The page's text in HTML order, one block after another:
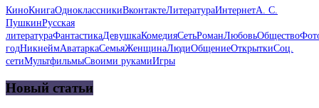
КиноКнигаОдноклассникиВконтактеЛитератураИнтернетА. С.
ПушкинРусская
литератураФантастикаДевушкаКомедияСетьРоманЛюбовьОбщество
годНикнеймАватаркаСемьяЖенщинаЛюдиОбщениеОткрыткиСоц.
сетиМультфильмыСвоими рукамиИгры
Новый статьи